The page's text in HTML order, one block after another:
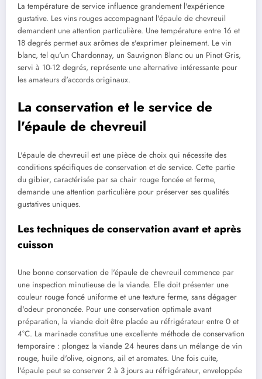
La température de service influence grandement l'expérience
gustative. Les vins rouges accompagnant l'épaule de chevreuil
demandent une attention particulière. Une température entre 16 et
18 degrés permet aux arômes de s'exprimer pleinement. Le vin
blanc, tel qu'un Chardonnay, un Sauvignon Blanc ou un Pinot Gris,
servi à 10-12 degrés, représente une alternative intéressante pour
les amateurs d'accords originaux.
La conservation et le service de
l'épaule de chevreuil
L'épaule de chevreuil est une pièce de choix qui nécessite des
conditions spécifiques de conservation et de service. Cette partie
du gibier, caractérisée par sa chair rouge foncée et ferme,
demande une attention particulière pour préserver ses qualités
gustatives uniques.
Les techniques de conservation avant et après
cuisson
Une bonne conservation de l'épaule de chevreuil commence par
une inspection minutieuse de la viande. Elle doit présenter une
couleur rouge foncé uniforme et une texture ferme, sans dégager
d'odeur prononcée. Pour une conservation optimale avant
préparation, la viande doit être placée au réfrigérateur entre 0 et
4°C. La marinade constitue une excellente méthode de conservation
temporaire : plongez la viande 24 heures dans un mélange de vin
rouge, huile d'olive, oignons, ail et aromates. Une fois cuite,
l'épaule peut se conserver 2 à 3 jours au réfrigérateur, enveloppée